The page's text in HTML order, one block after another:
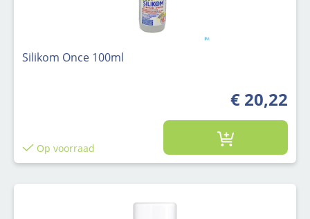
Silikom Once 100ml
€ 20,22
Op voorraad